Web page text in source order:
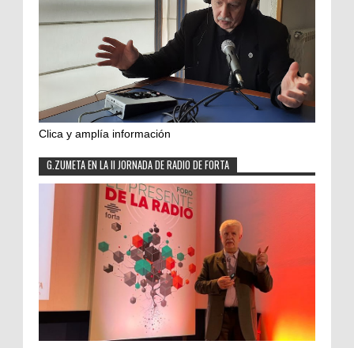
Clica y amplía información
G.ZUMETA EN LA II JORNADA DE RADIO DE FORTA